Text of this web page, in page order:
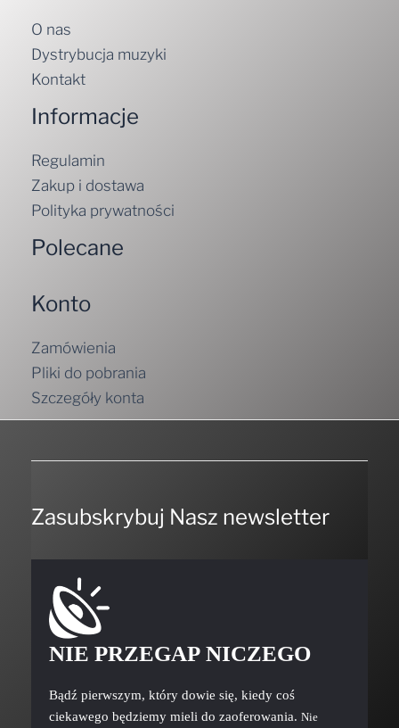
O nas
Dystrybucja muzyki
Kontakt
Informacje
Regulamin
Zakup i dostawa
Polityka prywatności
Polecane
Konto
Zamówienia
Pliki do pobrania
Szczegóły konta
Zasubskrybuj Nasz newsletter
NIE PRZEGAP NICZEGO
Bądź pierwszym, który dowie się, kiedy coś
ciekawego będziemy mieli do zaoferowania. Nie